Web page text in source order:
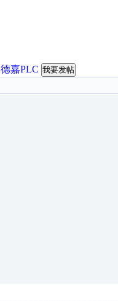
德嘉PLC 我要发帖